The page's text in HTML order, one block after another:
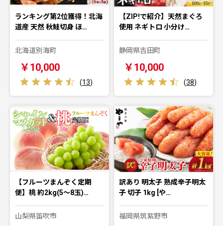
ランキング第2位獲得！北海
道産 天然 秋鮭切身 ほ…
北海道別海町
￥10,000
(13)
【ZIP!で紹介】天然まぐろ
使用 ネギトロ 小分け…
静岡県吉田町
￥10,000
(38)
【フルーツまんぞく定期
便】桃 約2kg(5～8玉)…
山梨県笛吹市
訳あり 明太子 熟成辛子明太
子 切子 1kg [や…
福岡県筑紫野市